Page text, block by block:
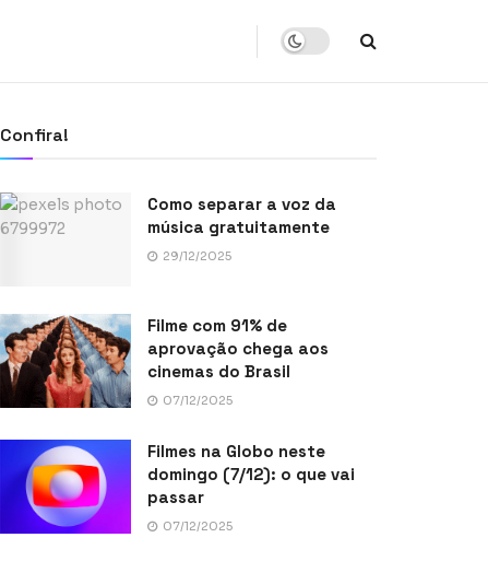
Confira!
Como separar a voz da
música gratuitamente
29/12/2025
Filme com 91% de
aprovação chega aos
cinemas do Brasil
07/12/2025
Filmes na Globo neste
domingo (7/12): o que vai
passar
07/12/2025